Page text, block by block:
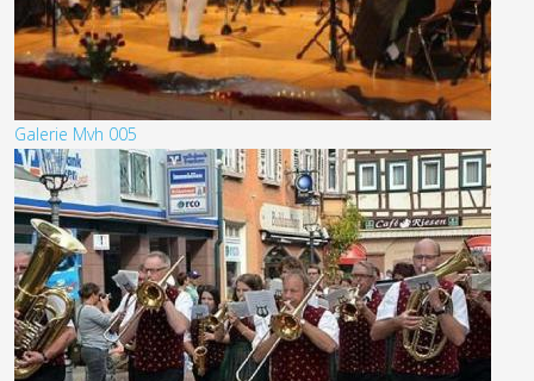
Galerie Mvh 005